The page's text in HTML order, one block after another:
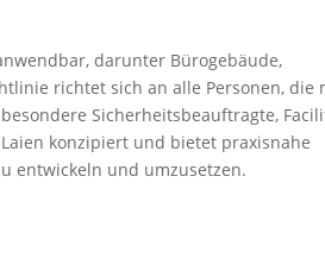
darunter Bürogebäude,
richtet sich an alle Personen, die
Sicherheitsbeauftragte,
konzipiert und bietet praxisnahe
entwickeln und umzusetzen.